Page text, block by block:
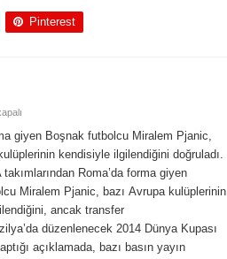
Pinterest
giyen Boşnak futbolcu Miralem Pjanic,
kendisiyle ilgilendiğini doğruladı.
takımlarından Roma’da forma giyen
Miralem Pjanic, bazı Avrupa kulüplerinin
ancak transfer
düzenlenecek 2014 Dünya Kupası
açıklamada, bazı basın yayın